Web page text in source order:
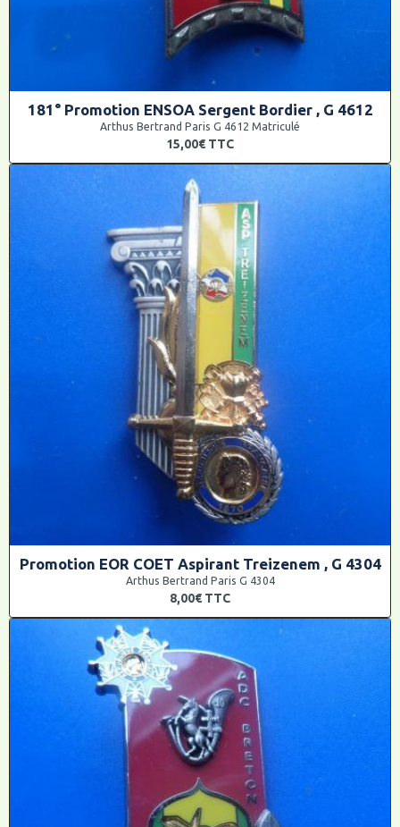
181° Promotion ENSOA Sergent Bordier , G 4612
Arthus Bertrand Paris G 4612 Matriculé
15,00€ TTC
Promotion EOR COET Aspirant Treizenem , G 4304
Arthus Bertrand Paris G 4304
8,00€ TTC